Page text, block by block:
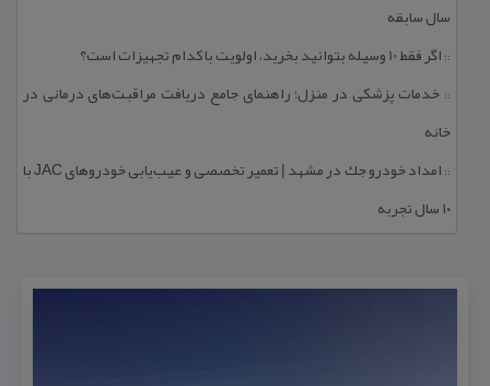
سال سابقه
:: اگر فقط 10 وسیله بتوانید بخرید، اولویت با كدام تجهیزات است؟
:: خدمات پزشكی در منزل؛ راهنمای جامع دریافت مراقبت‌های درمانی در
خانه
::
امداد خودرو جك در مشهد | تعمیر تخصصی و عیب‌یابی خودروهای JAC با
۱۰ سال تجربه